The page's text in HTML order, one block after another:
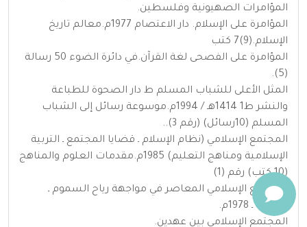
المؤامرات الصهيونية وفلسطين.
المؤامرة على الإسلام. دار الاعتصام 1977م.معالم تاريخ
الإسلام.(9)7 كتب
المؤامرة على الفصحى لغة القرآن.في دائرة الضوء 50 رسالة
(5).
المثل الأعلى للشباب المسلم ط دار الصحوة للطباعة
والنشر ط1 1414هـ / 1994م.موسوعة رسائل إلى الشباب
المسلم (10رسائل) (رقم 3)..
المجتمع الإسلامي (نظام الإسلام ـ قضايا المجتمع ـ التربية
الإسلامية ومناهج التعليم) 1985م.مقدمات العلوم والمناهج
(10 كتب) رقم (1)
المجتمع الإسلامي المعاصر في مواجهة رياح السموم ـ
القاهرة ـ 1978م.
المجتمع الإسلامي بين عهدين.